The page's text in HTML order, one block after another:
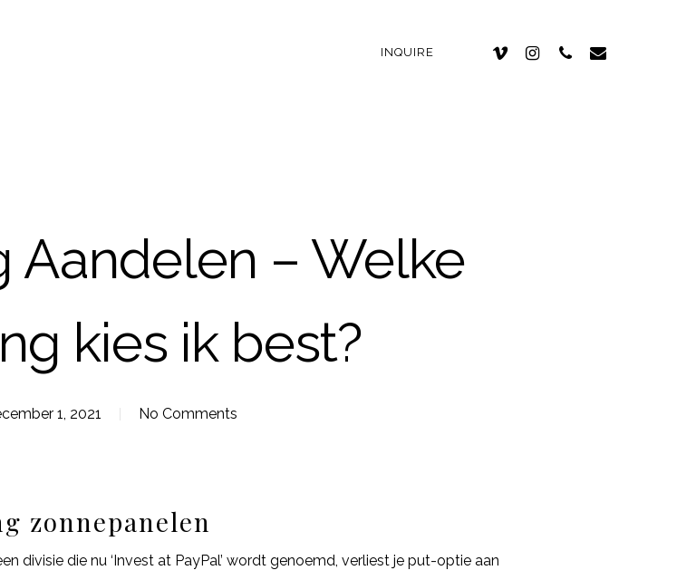
INQUIRE
Aandelen – Welke
kies ik best?
1, 2021 No Comments
zonnepanelen
divisie die nu ‘Invest at PayPal’ wordt genoemd, verliest je put-optie aan